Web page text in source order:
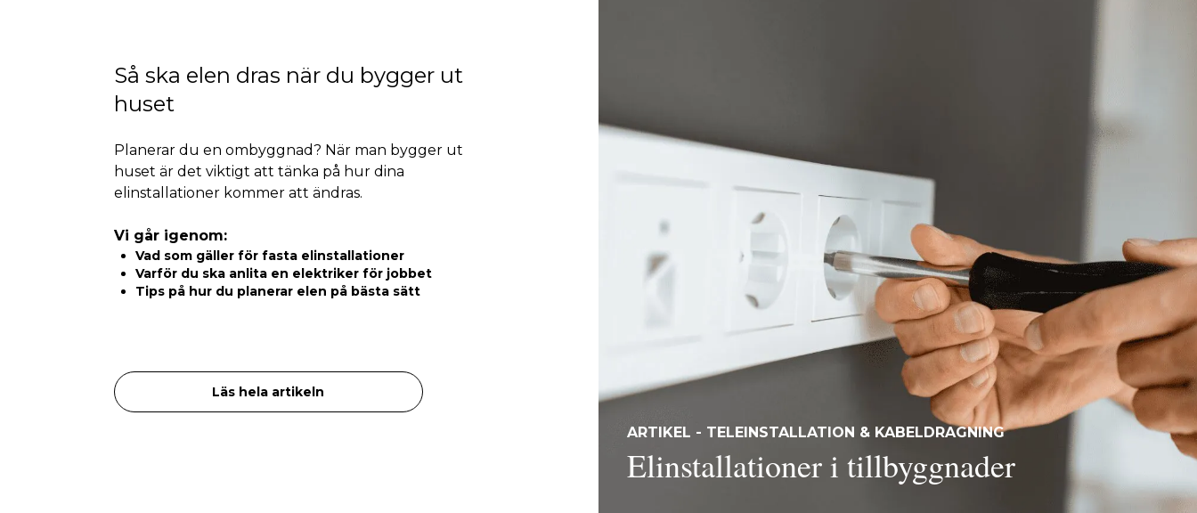
Så ska elen dras när du bygger ut
huset
Planerar du en ombyggnad? När man bygger ut
huset är det viktigt att tänka på hur dina
elinstallationer kommer att ändras.
Vi går igenom:
Vad som gäller för fasta elinstallationer
Varför du ska anlita en elektriker för jobbet
Tips på hur du planerar elen på bästa sätt
Läs hela artikeln
ARTIKEL - TELEINSTALLATION & KABELDRAGNING
Elinstallationer i tillbyggnader